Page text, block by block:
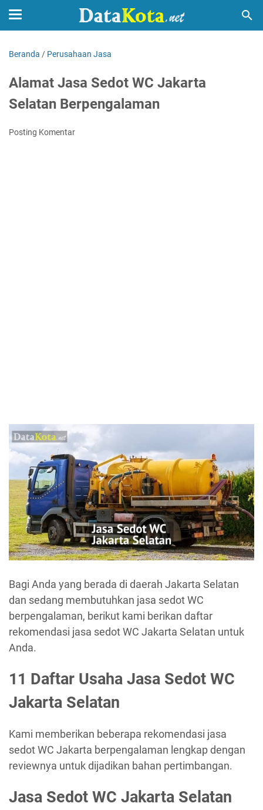
Beranda / Perusahaan Jasa
Alamat Jasa Sedot WC Jakarta
Selatan Berpengalaman
Posting Komentar
Bagi Anda yang berada di daerah Jakarta Selatan
dan sedang membutuhkan jasa sedot WC
berpengalaman, berikut kami berikan daftar
rekomendasi jasa sedot WC Jakarta Selatan untuk
Anda.
11 Daftar Usaha Jasa Sedot WC
Jakarta Selatan
Kami memberikan beberapa rekomendasi jasa
sedot WC Jakarta berpengalaman lengkap dengan
reviewnya untuk dijadikan bahan pertimbangan.
Jasa Sedot WC Jakarta Selatan